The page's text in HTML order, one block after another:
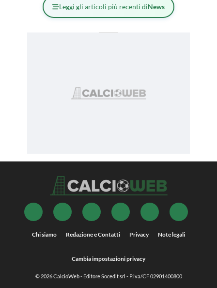
Leggi gli articoli più recenti diNews
Chi siamo Redazione e Contatti Privacy Note legali
Cambia impostazioni privacy
© 2026CalcioWeb- Editore Socedit srl - P.iva/CF 02901400800